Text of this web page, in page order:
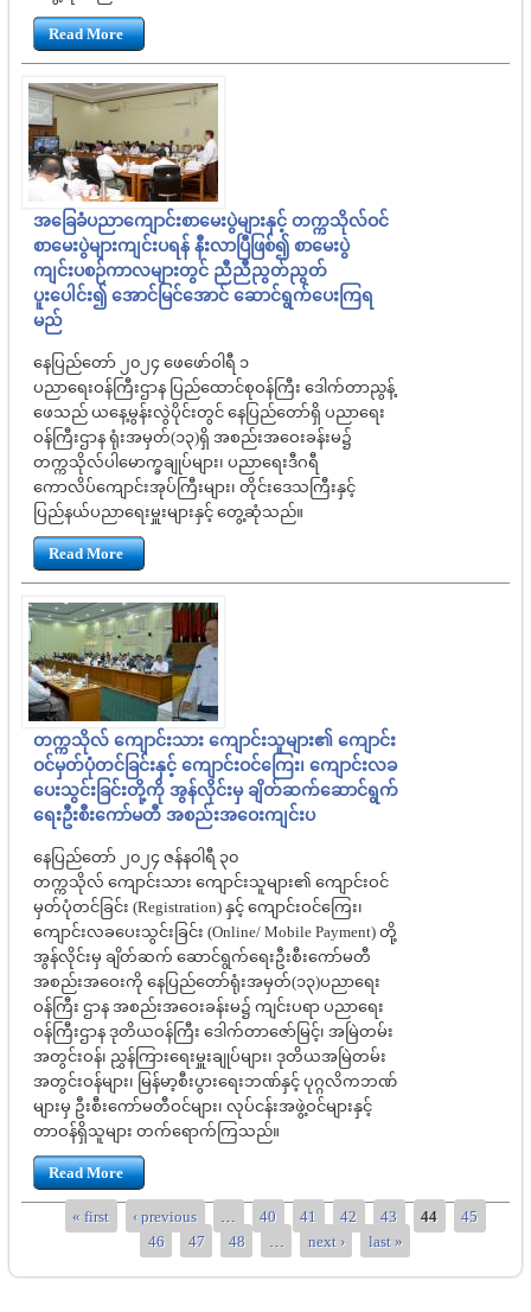
Read More
အခြေခံပညာကျောင်းစာမေးပွဲများနှင့် တက္ကသိုလ်ဝင်
စာမေးပွဲများကျင်းပရန် နီးလာပြီဖြစ်၍ စာမေးပွဲ
ကျင်းပစဉ်ကာလများတွင် ညီညီညွတ်ညွတ်
ပူးပေါင်း၍ အောင်မြင်အောင် ဆောင်ရွက်ပေးကြရ
မည်
နေပြည်တော် ၂၀၂၄ ဖေဖော်ဝါရီ ၁
ပညာရေးဝန်ကြီးဌာန ပြည်ထောင်စုဝန်ကြီး ဒေါက်တာညွန့်
ဖေသည် ယနေ့မွန်းလွဲပိုင်းတွင် နေပြည်တော်ရှိ ပညာရေး
ဝန်ကြီးဌာန ရုံးအမှတ်(၁၃)ရှိ အစည်းအဝေးခန်းမ၌
တက္ကသိုလ်ပါမောက္ခချုပ်များ၊ ပညာရေးဒီဂရီ
ကောလိပ်ကျောင်းအုပ်ကြီးများ၊ တိုင်းဒေသကြီးနှင့်
ပြည်နယ်ပညာရေးမှူးများနှင့် တွေ့ဆုံသည်။
Read More
တက္ကသိုလ် ကျောင်းသား ကျောင်းသူများ၏ ကျောင်း
ဝင်မှတ်ပုံတင်ခြင်းနှင့် ကျောင်းဝင်ကြေး၊ ကျောင်းလခ
ပေးသွင်းခြင်းတို့ကို အွန်လိုင်းမှ ချိတ်ဆက်ဆောင်ရွက်
ရေးဦးစီးကော်မတီ အစည်းအဝေးကျင်းပ
နေပြည်တော် ၂၀၂၄ ဇန်နဝါရီ ၃၀
တက္ကသိုလ် ကျောင်းသား ကျောင်းသူများ၏ ကျောင်းဝင်
မှတ်ပုံတင်ခြင်း (Registration) နှင့် ကျောင်းဝင်ကြေး၊
ကျောင်းလခပေးသွင်းခြင်း (Online/ Mobile Payment) တို့
အွန်လိုင်းမှ ချိတ်ဆက် ဆောင်ရွက်ရေးဦးစီးကော်မတီ
အစည်းအဝေးကို နေပြည်တော်ရုံးအမှတ်(၁၃)ပညာရေး
ဝန်ကြီး ဌာန အစည်းအဝေးခန်းမ၌ ကျင်းပရာ ပညာရေး
ဝန်ကြီးဌာန ဒုတိယဝန်ကြီး ဒေါက်တာဇော်မြင့်၊ အမြဲတမ်း
အတွင်းဝန်၊ ညွှန်ကြားရေးမှူးချုပ်များ၊ ဒုတိယအမြဲတမ်း
အတွင်းဝန်များ၊ မြန်မာ့စီးပွားရေးဘဏ်နှင့် ပုဂ္ဂလိကဘဏ်
များမှ ဦးစီးကော်မတီဝင်များ၊ လုပ်ငန်းအဖွဲ့ဝင်များနှင့်
တာဝန်ရှိသူများ တက်ရောက်ကြသည်။
Read More
Pages« first ‹ previous 40 41 42 43 44
45
46
47 48 next › last »